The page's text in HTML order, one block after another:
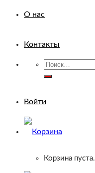
О нас
Контакты
Искать:
Войти
Корзина пуста.